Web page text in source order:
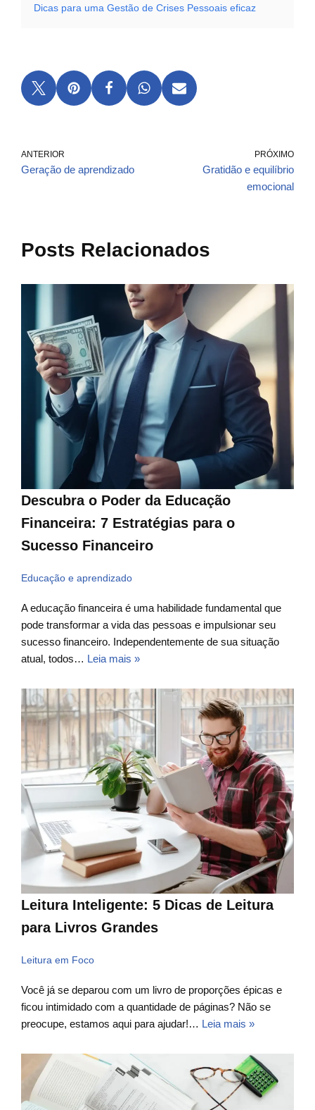
Dicas para uma Gestão de Crises Pessoais eficaz
ANTERIOR
Geração de aprendizado
PRÓXIMO
Gratidão e equilíbrio
emocional
Posts Relacionados
Descubra o Poder da Educação
Financeira: 7 Estratégias para o
Sucesso Financeiro
Educação e aprendizado
A educação financeira é uma habilidade fundamental que
pode transformar a vida das pessoas e impulsionar seu
sucesso financeiro. Independentemente de sua situação
atual, todos… Leia mais »
Leitura Inteligente: 5 Dicas de Leitura
para Livros Grandes
Leitura em Foco
Você já se deparou com um livro de proporções épicas e
ficou intimidado com a quantidade de páginas? Não se
preocupe, estamos aqui para ajudar!… Leia mais »